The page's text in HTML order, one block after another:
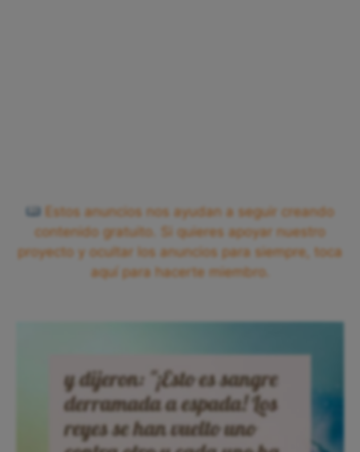
Estos anuncios nos ayudan a seguir creando
contenido gratuito. Si quieres apoyar nuestro
proyecto y ocultar los anuncios para siempre, toca
aquí para hacerte miembro.